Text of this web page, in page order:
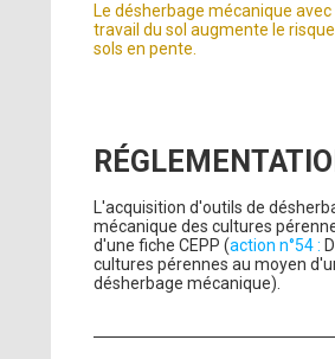
Le désherbage mécanique
travail du sol augmente le
sols en pente.
L'acquisition d'outils de
mécanique des cultures
d'une fiche CEPP (action n°54 :
cultures pérennes au moyen
désherbage mécanique).